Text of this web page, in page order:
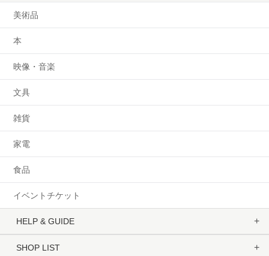
美術品
本
映像・音楽
文具
雑貨
家電
食品
イベントチケット
HELP & GUIDE
SHOP LIST